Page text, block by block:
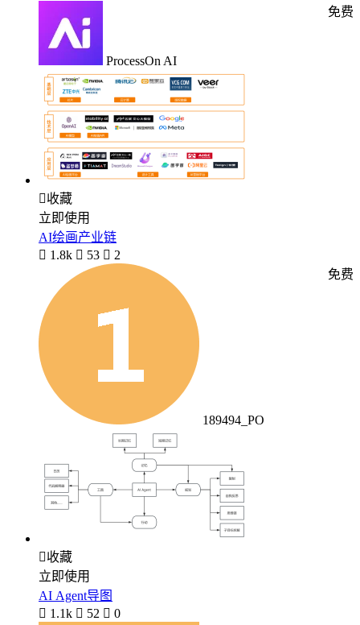
ProcessOn AI
免费
收藏
立即使用
AI绘画产业链
 1.8k  53  2
189494_PO
免费
收藏
立即使用
AI Agent导图
 1.1k  52  0